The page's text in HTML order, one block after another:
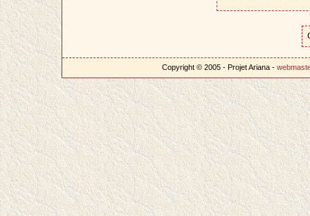
Copyright © 2005 - Projet Ariana -